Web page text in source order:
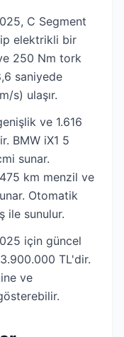
C Segment
elektrikli bir
250 Nm tork
saniyede
s) ulaşır.
ve 1.616
BMW iX1 5
sunar.
km menzil ve
Otomatik
ile sunulur.
için güncel
TL'dir.
ve